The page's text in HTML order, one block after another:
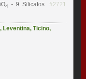
4 - 9. Silicatos #2721
, Leventina,Ticino,